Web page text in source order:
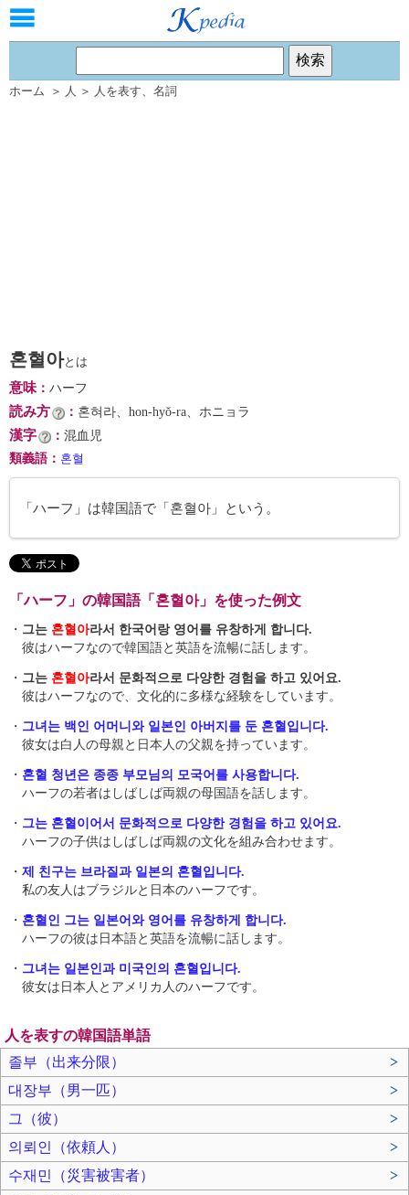
ホーム ＞ 人 ＞ 人を表す、 名詞
혼혈아とは
意味： ハーフ
読み方 ： 혼혀라、hon-hyŏ-ra、ホニョラ
漢字 ： 混血児
類義語 ： 혼혈
「ハーフ」は韓国語で「혼혈아」という。
「ハーフ」の韓国語「혼혈아」を使った例文
・ 그는 혼혈아라서 한국어랑 영어를 유창하게 합니다.
彼はハーフなので韓国語と英語を流暢に話します。
・ 그는 혼혈아라서 문화적으로 다양한 경험을 하고 있어요.
彼はハーフなので、文化的に多様な経験をしています。
・ 그녀는 백인 어머니와 일본인 아버지를 둔 혼혈입니다.
彼女は白人の母親と日本人の父親を持っています。
・ 혼혈 청년은 종종 부모님의 모국어를 사용합니다.
ハーフの若者はしばしば両親の母国語を話します。
・ 그는 혼혈이어서 문화적으로 다양한 경험을 하고 있어요.
ハーフの子供はしばしば両親の文化を組み合わせます。
・ 제 친구는 브라질과 일본의 혼혈입니다.
私の友人はブラジルと日本のハーフです。
・ 혼혈인 그는 일본어와 영어를 유창하게 합니다.
ハーフの彼は日本語と英語を流暢に話します。
・ 그녀는 일본인과 미국인의 혼혈입니다.
彼女は日本人とアメリカ人のハーフです。
人を表すの韓国語単語
졸부（出来分限）
>
대장부（男一匹）
>
그（彼）
>
의뢰인（依頼人）
>
수재민（災害被害者）
>